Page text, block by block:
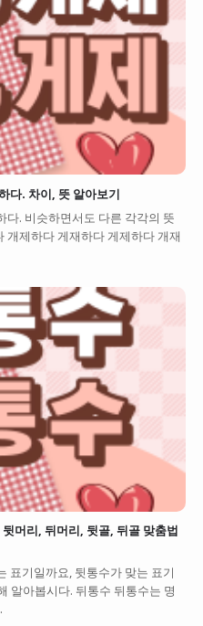
다. 차이, 뜻 알아보기
다. 비슷하면서도 다른 각각의 뜻
개제하다 게재하다 게제하다 개재
머리, 뒤머리, 뒷골, 뒤골 맞춤법
표기일까요, 뒷통수가 맞는 표기
알아봅시다. 뒤통수 뒤통수는 명